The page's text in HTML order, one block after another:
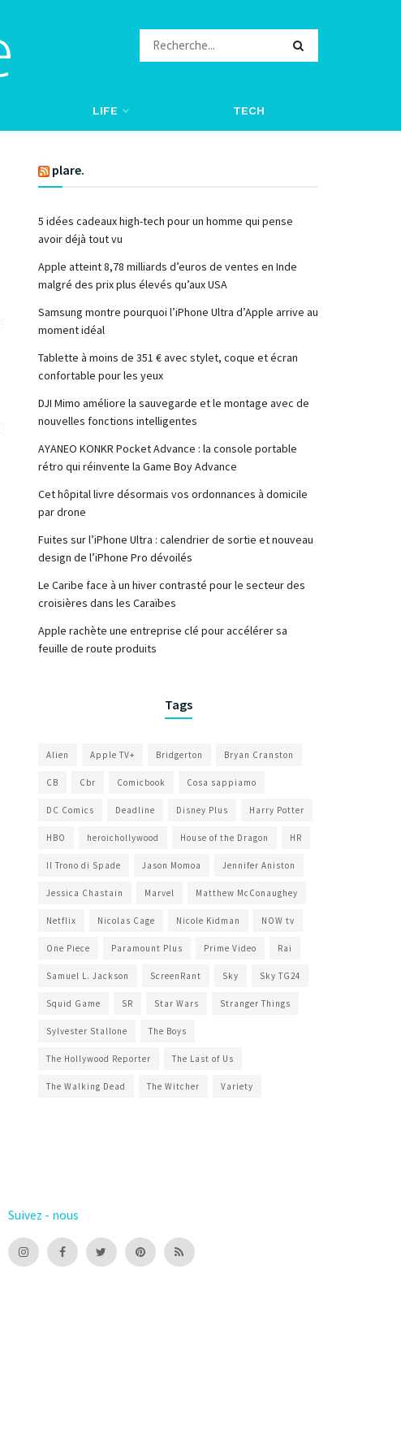
LIFE TECH
plare.
5 idées cadeaux high-tech pour un homme qui pense
avoir déjà tout vu
Apple atteint 8,78 milliards d’euros de ventes en Inde
malgré des prix plus élevés qu’aux USA
Samsung montre pourquoi l’iPhone Ultra d’Apple arrive au
moment idéal
Tablette à moins de 351 € avec stylet, coque et écran
confortable pour les yeux
DJI Mimo améliore la sauvegarde et le montage avec de
nouvelles fonctions intelligentes
AYANEO KONKR Pocket Advance : la console portable
rétro qui réinvente la Game Boy Advance
Cet hôpital livre désormais vos ordonnances à domicile
par drone
Fuites sur l’iPhone Ultra : calendrier de sortie et nouveau
design de l’iPhone Pro dévoilés
Le Caribe face à un hiver contrasté pour le secteur des
croisières dans les Caraïbes
Apple rachète une entreprise clé pour accélérer sa
feuille de route produits
Tags
Alien Apple TV+ Bridgerton Bryan Cranston
CB Cbr Comicbook Cosa sappiamo
DC Comics Deadline Disney Plus Harry Potter
HBO heroichollywood House of the Dragon HR
Il Trono di Spade Jason Momoa Jennifer Aniston
Jessica Chastain Marvel Matthew McConaughey
Netflix Nicolas Cage Nicole Kidman NOW tv
One Piece Paramount Plus Prime Video Rai
Samuel L. Jackson ScreenRant Sky Sky TG24
Squid Game SR Star Wars Stranger Things
Sylvester Stallone The Boys
The Hollywood Reporter The Last of Us
The Walking Dead The Witcher Variety
Suivez - nous